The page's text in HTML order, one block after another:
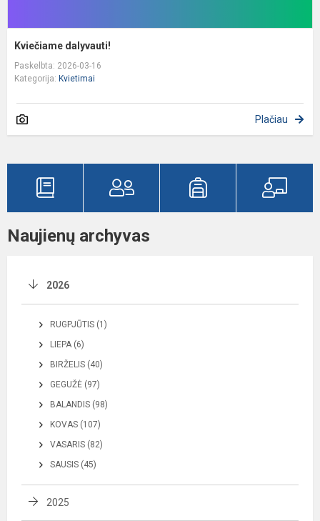
Kviečiame dalyvauti!
Paskelbta: 2026-03-16
Kategorija: Kvietimai
Plačiau
Naujienų archyvas
2026
RUGPJŪTIS (1)
LIEPA (6)
BIRŽELIS (40)
GEGUŽĖ (97)
BALANDIS (98)
KOVAS (107)
VASARIS (82)
SAUSIS (45)
2025